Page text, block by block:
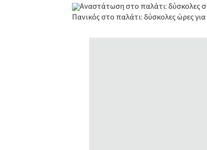
Αναστάτωση στο παλάτι: δύσκολες
Πανικός στο παλάτι: δύσκολες ώρες